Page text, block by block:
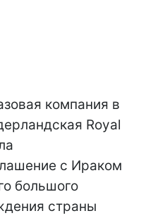
компания в
Royal
с Ираком
большого
страны